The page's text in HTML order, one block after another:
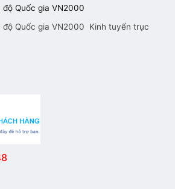
Quốc gia VN2000
độ Quốc gia VN2000 Kinh tuyến trục